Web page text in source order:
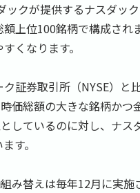
ックが提供するナスダッ
上位100銘柄で構成さ
くなります。
証券取引所（NYSE）
価総額の大きな銘柄か
しているのに対し、ナ
す。
み替えは毎年12月に実